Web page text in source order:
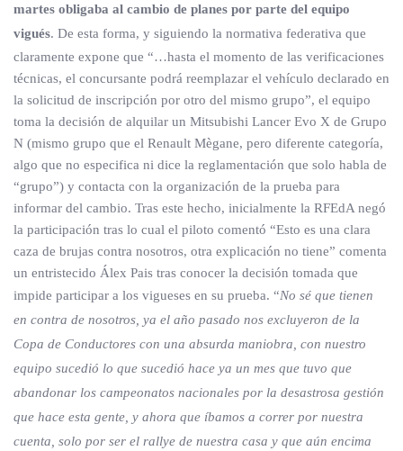
martes obligaba al cambio de planes por parte del equipo
vigués. De esta forma, y siguiendo la normativa federativa que
claramente expone que “…hasta el momento de las verificaciones
técnicas, el concursante podrá reemplazar el vehículo declarado en
la solicitud de inscripción por otro del mismo grupo”, el equipo
toma la decisión de alquilar un Mitsubishi Lancer Evo X de Grupo
N (mismo grupo que el Renault Mègane, pero diferente categoría,
algo que no especifica ni dice la reglamentación que solo habla de
“grupo”) y contacta con la organización de la prueba para
informar del cambio. Tras este hecho, inicialmente la RFEdA negó
la participación tras lo cual el piloto comentó “Esto es una clara
caza de brujas contra nosotros, otra explicación no tiene” comenta
un entristecido Álex Pais tras conocer la decisión tomada que
impide participar a los vigueses en su prueba. “No sé que tienen
en contra de nosotros, ya el año pasado nos excluyeron de la
Copa de Conductores con una absurda maniobra, con nuestro
equipo sucedió lo que sucedió hace ya un mes que tuvo que
abandonar los campeonatos nacionales por la desastrosa gestión
que hace esta gente, y ahora que íbamos a correr por nuestra
cuenta, solo por ser el rallye de nuestra casa y que aún encima